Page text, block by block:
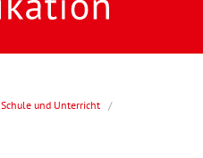
Schule und Unterricht /